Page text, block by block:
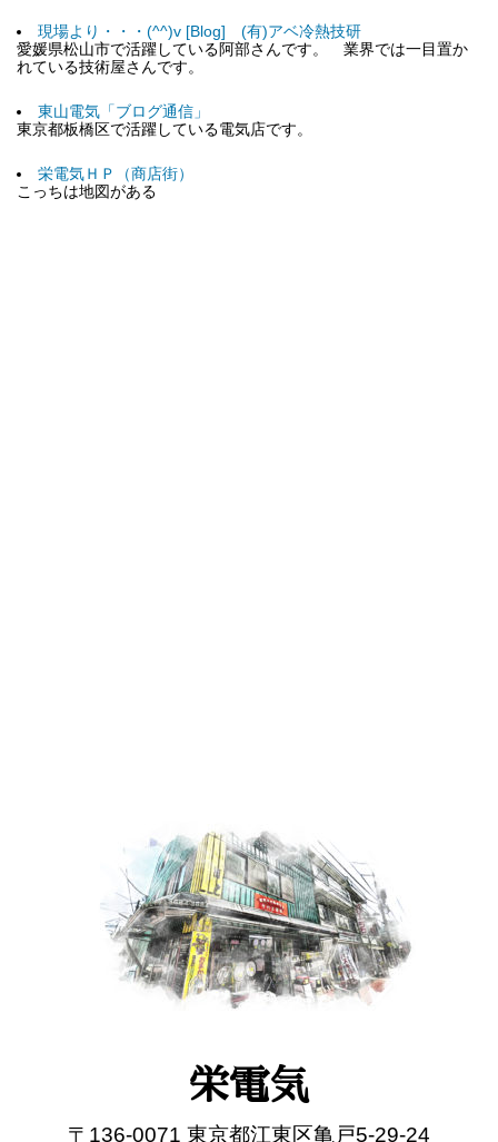
現場より・・・(^^)v [Blog] (有)アベ冷熱技研
愛媛県松山市で活躍している阿部さんです。 業界では一目置か
れている技術屋さんです。
東山電気「ブログ通信」
東京都板橋区で活躍している電気店です。
栄電気ＨＰ（商店街）
こっちは地図がある
栄電気
〒136-0071 東京都江東区亀戸5-29-24